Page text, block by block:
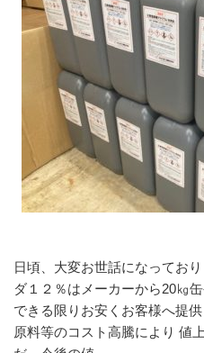
日頃、大変お世話になってお
ダ１２％はメーカーから20㎏
できる限りお安くお客様へ提
原料等のコスト高騰により 値